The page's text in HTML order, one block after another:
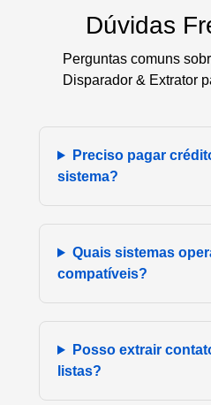
Dúvidas
Perguntas comuns
Disparador & Extrator
Preciso pagar
sistema?
Quais sistemas
compatíveis?
Posso extrair
listas?